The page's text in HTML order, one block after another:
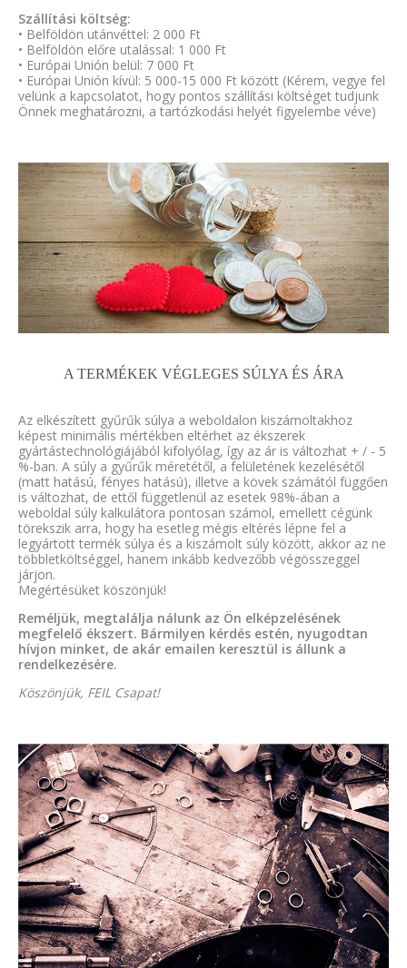
Szállítási költség:
• Belföldön utánvéttel: 2 000 Ft
• Belföldön előre utalással: 1 000 Ft
• Európai Unión belül: 7 000 Ft
• Európai Unión kívül: 5 000-15 000 Ft között (Kérem, vegye fel
velünk a kapcsolatot, hogy pontos szállítási költséget tudjunk
Önnek meghatározni, a tartózkodási helyét figyelembe véve)
A TERMÉKEK VÉGLEGES SÚLYA ÉS ÁRA
Az elkészített gyűrűk súlya a weboldalon kiszámoltakhoz
képest minimális mértékben eltérhet az ékszerek
gyártástechnológiájából kifolyólag, így az ár is változhat + / - 5
%-ban. A súly a gyűrűk méretétől, a felületének kezelésétől
(matt hatású, fényes hatású), illetve a kövek számától függően
is változhat, de ettől függetlenül az esetek 98%-ában a
weboldal súly kalkulátora pontosan számol, emellett cégünk
törekszik arra, hogy ha esetleg mégis eltérés lépne fel a
legyártott termék súlya és a kiszámolt súly között, akkor az ne
többletköltséggel, hanem inkább kedvezőbb végösszeggel
járjon.
Megértésüket köszönjük!
Reméljük, megtalálja nálunk az Ön elképzelésének
megfelelő ékszert. Bármilyen kérdés estén, nyugodtan
hívjon minket, de akár emailen keresztül is állunk a
rendelkezésére.
Köszönjük, FEIL Csapat!